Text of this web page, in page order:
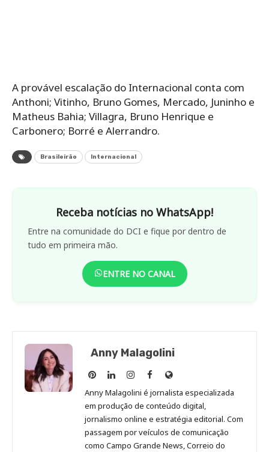
A provável escalação do Internacional conta com
Anthoni; Vitinho, Bruno Gomes, Mercado, Juninho e
Matheus Bahia; Villagra, Bruno Henrique e
Carbonero; Borré e Alerrandro.
Brasileirão Internacional
Receba notícias no WhatsApp!
Entre na comunidade do DCI e fique por dentro de
tudo em primeira mão.
ENTRE NO CANAL
Anny Malagolini
Anny
Malagolini
no
Pinterest
Anny
Malagolini
no
LinkedIn
Anny
Malagolini
no
Instagram
Anny
Malagolini
no
Facebook
Site
de
Anny
Malagolini
Anny Malagolini é jornalista especializada
em produção de conteúdo digital,
jornalismo online e estratégia editorial. Com
passagem por veículos de comunicação
como Campo Grande News, Correio do